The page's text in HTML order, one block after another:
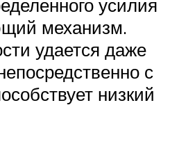
усилия
механизм.
удается даже
с
низкий